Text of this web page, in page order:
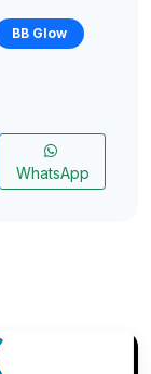
BB Glow
WhatsApp